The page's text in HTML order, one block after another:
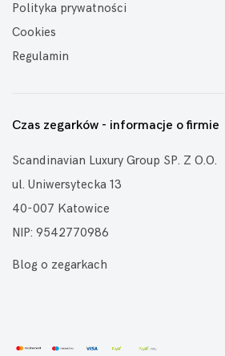
Polityka prywatności
Cookies
Regulamin
Czas zegarków - informacje o firmie
Scandinavian Luxury Group SP. Z O.O.
ul. Uniwersytecka 13
40-007 Katowice
NIP: 9542770986
Blog o zegarkach